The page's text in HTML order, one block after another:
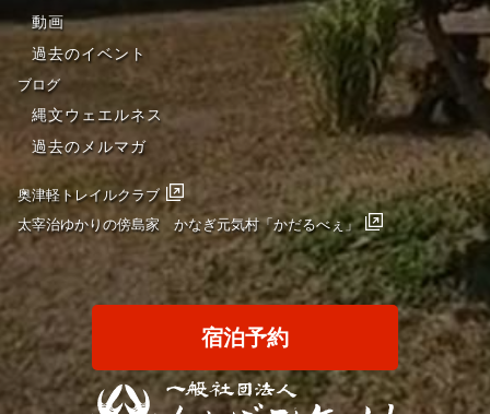
動画
過去のイベント
ブログ
縄文ウェエルネス
過去のメルマガ
奥津軽トレイルクラブ
太宰治ゆかりの傍島家 かなぎ元気村「かだるべぇ」
宿泊予約